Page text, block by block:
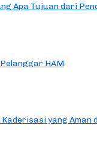
Apa Tujuan dari
HAM
yang Aman